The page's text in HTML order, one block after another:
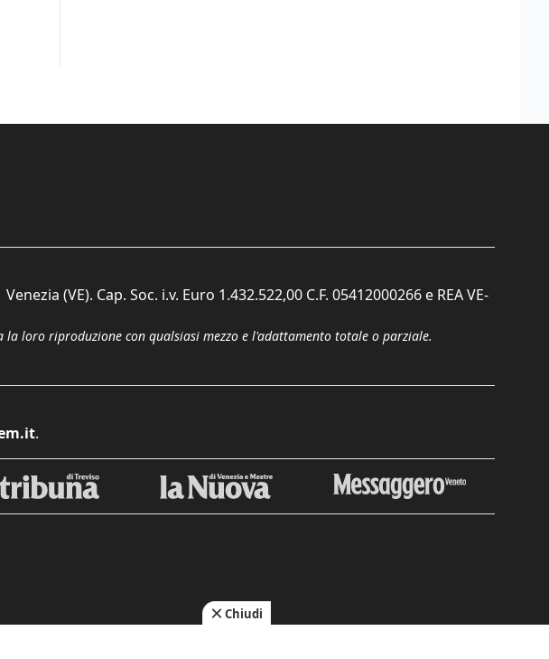
(VE). Cap. Soc. i.v. Euro 1.432.522,00 C.F. 05412000266 e REA VE-
loro riproduzione con qualsiasi mezzo e l'adattamento totale o parziale.
.
Chiudi